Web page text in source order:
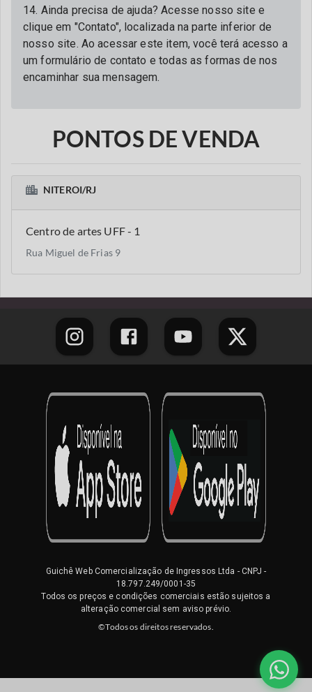
14. Ainda precisa de ajuda? Acesse nosso site e
clique em "Contato", localizada na parte inferior de
nosso site. Ao acessar este item, você terá acesso a
um formulário de contato e todas as formas de nos
encaminhar sua mensagem.
PONTOS DE VENDA
NITEROI/RJ
Centro de artes UFF - 1
Rua Miguel de Frias 9
Guichê Web Comercialização de Ingressos Ltda - CNPJ -
18.797.249/0001-35
Todos os preços e condições comerciais estão sujeitos a
alteração comercial sem aviso prévio.
©Todos os direitos reservados.